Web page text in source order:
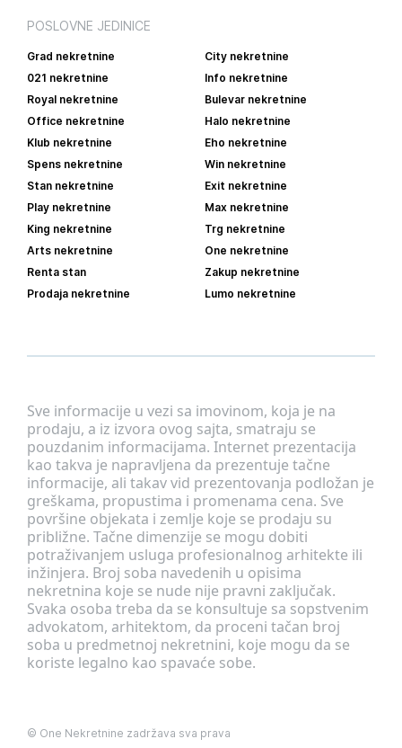
Sve informacije u vezi sa imovinom, koja je na
prodaju, a iz izvora ovog sajta, smatraju se
pouzdanim informacijama. Internet prezentacija
kao takva je napravljena da prezentuje tačne
informacije, ali takav vid prezentovanja podložan je
greškama, propustima i promenama cena. Sve
površine objekata i zemlje koje se prodaju su
približne. Tačne dimenzije se mogu dobiti
potraživanjem usluga profesionalnog arhitekte ili
inžinjera. Broj soba navedenih u opisima
nekretnina koje se nude nije pravni zaključak.
Svaka osoba treba da se konsultuje sa sopstvenim
advokatom, arhitektom, da proceni tačan broj
soba u predmetnoj nekretnini, koje mogu da se
koriste legalno kao spavaće sobe.
POSLOVNE JEDINICE
Grad nekretnine
City nekretnine
021 nekretnine
Info nekretnine
Royal nekretnine
Bulevar nekretnine
Office nekretnine
Halo nekretnine
Klub nekretnine
Eho nekretnine
Spens nekretnine
Win nekretnine
Stan nekretnine
Exit nekretnine
Play nekretnine
Max nekretnine
King nekretnine
Trg nekretnine
Arts nekretnine
One nekretnine
Renta stan
Zakup nekretnine
Prodaja nekretnine
Lumo nekretnine
© One Nekretnine zadržava sva prava